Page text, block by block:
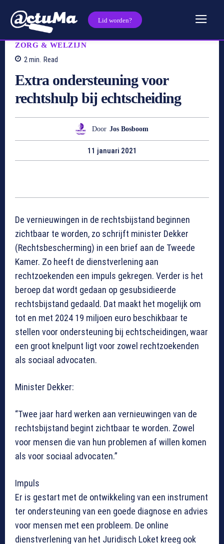
Lid worden?
ZORG & WELZIJN
2 min. Read
Extra ondersteuning voor
rechtshulp bij echtscheiding
Door Jos Bosboom
11 januari 2021
De vernieuwingen in de rechtsbijstand beginnen
zichtbaar te worden, zo schrijft minister Dekker
(Rechtsbescherming) in een brief aan de Tweede
Kamer. Zo heeft de dienstverlening aan
rechtzoekenden een impuls gekregen. Verder is het
beroep dat wordt gedaan op gesubsidieerde
rechtsbijstand gedaald. Dat maakt het mogelijk om
tot en met 2024 19 miljoen euro beschikbaar te
stellen voor ondersteuning bij echtscheidingen, waar
een groot knelpunt ligt voor zowel rechtzoekenden
als sociaal advocaten.
Minister Dekker:
“Twee jaar hard werken aan vernieuwingen van de
rechtsbijstand begint zichtbaar te worden. Zowel
voor mensen die van hun problemen af willen komen
als voor sociaal advocaten.”
Impuls
Er is gestart met de ontwikkeling van een instrument
ter ondersteuning van een goede diagnose en advies
voor mensen met een probleem. De online
dienstverlening van het Juridisch Loket kreeg ook